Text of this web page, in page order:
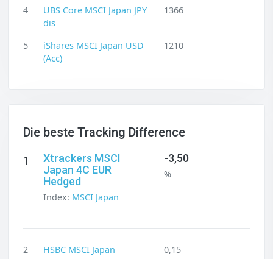
4
UBS Core MSCI Japan JPY
dis
1366
5
iShares MSCI Japan USD
(Acc)
1210
Die beste Tracking Difference
1
Xtrackers MSCI
Japan 4C EUR
Hedged
Index: MSCI Japan
-3,50
%
2 HSBC MSCI Japan
0,15